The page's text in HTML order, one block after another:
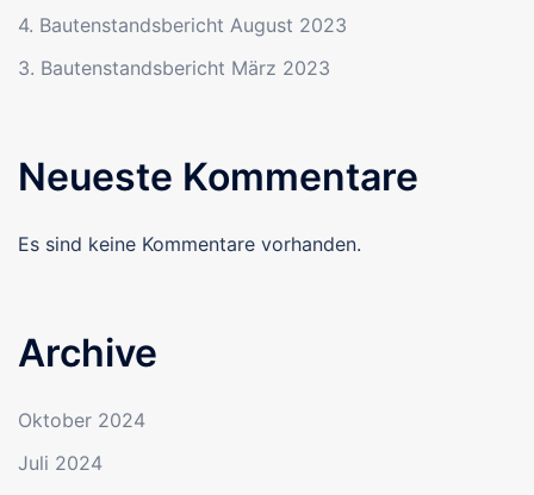
4. Bautenstandsbericht August 2023
3. Bautenstandsbericht März 2023
Neueste Kommentare
Es sind keine Kommentare vorhanden.
Archive
Oktober 2024
Juli 2024